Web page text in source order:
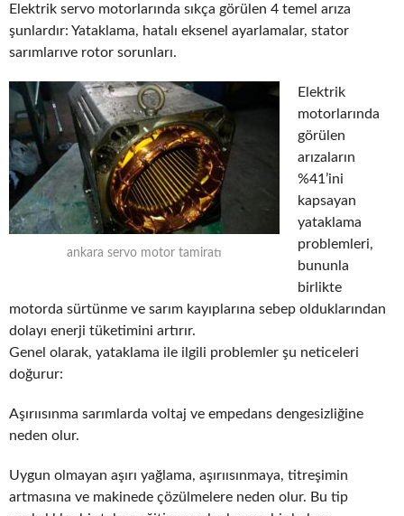
Elektrik servo motorlarında sıkça görülen 4 temel arıza
şunlardır: Yataklama, hatalı eksenel ayarlamalar, stator
sarımlarıve rotor sorunları.
ankara servo motor tamiratı
Elektrik
motorlarında
görülen
arızaların
%41’ini
kapsayan
yataklama
problemleri,
bununla
birlikte
motorda sürtünme ve sarım kayıplarına sebep olduklarından
dolayı enerji tüketimini artırır.
Genel olarak, yataklama ile ilgili problemler şu neticeleri
doğurur:
Aşırıısınma sarımlarda voltaj ve empedans dengesizliğine
neden olur.
Uygun olmayan aşırı yağlama, aşırıısınmaya, titreşimin
artmasına ve makinede çözülmelere neden olur. Bu tip